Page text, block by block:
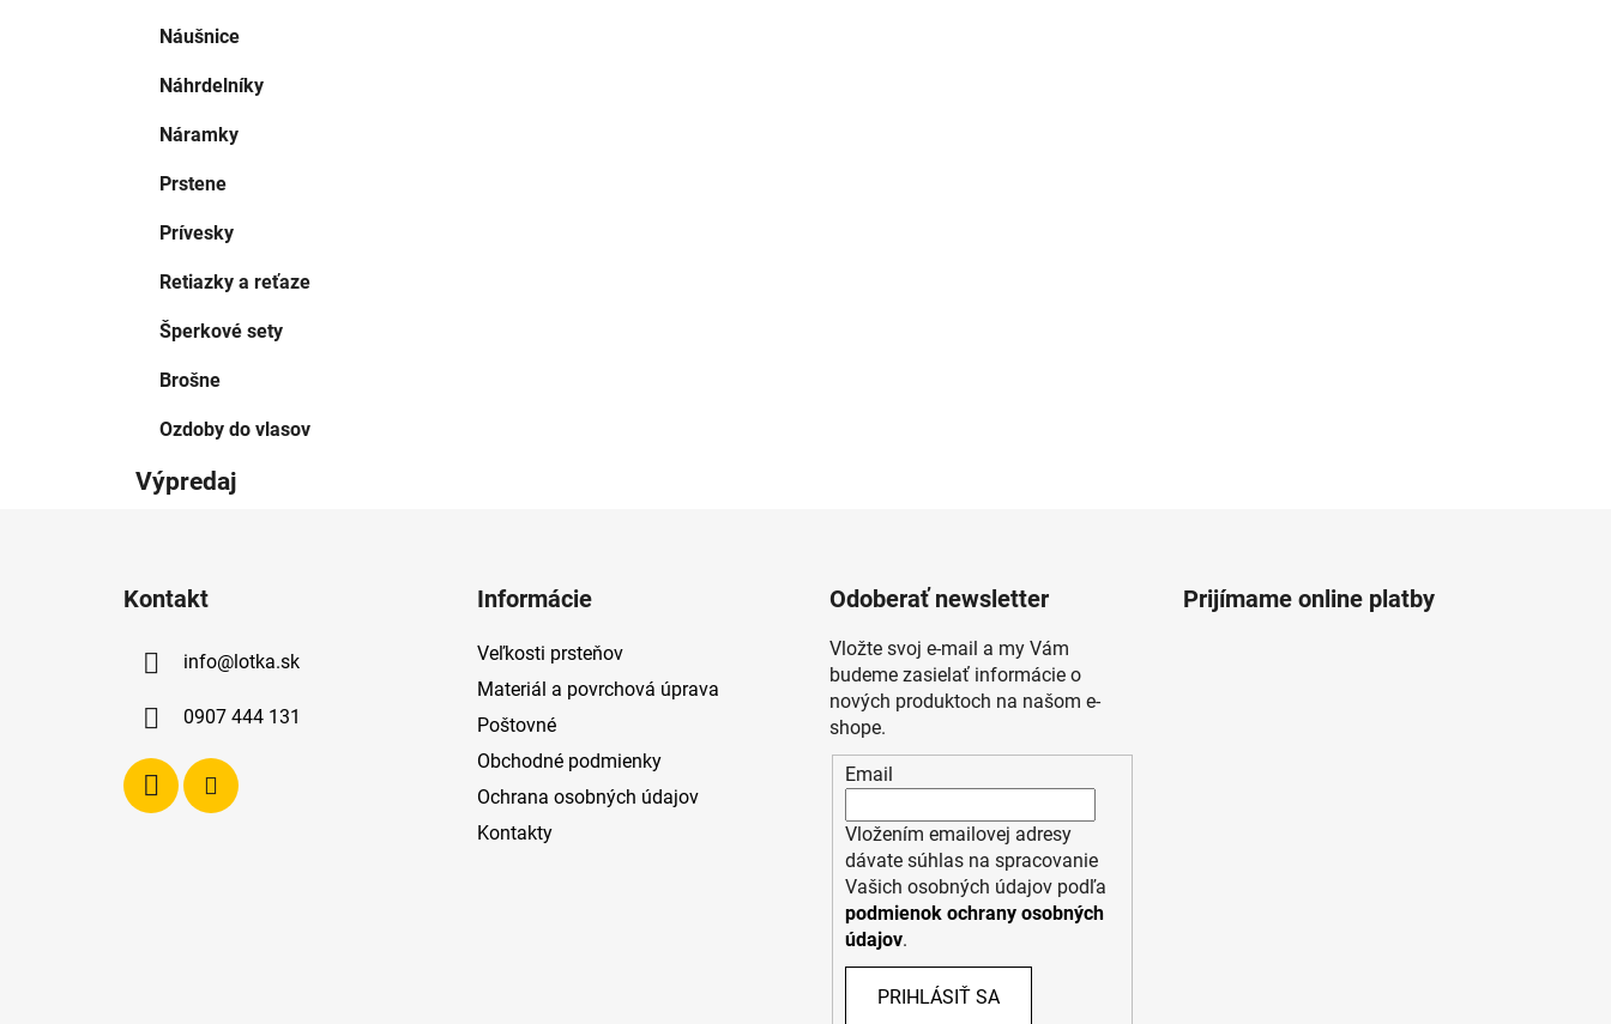
Náušnice
Náhrdelníky
Náramky
Prstene
Prívesky
Retiazky a reťaze
Šperkové sety
Brošne
Ozdoby do vlasov
Výpredaj
Kontakt
info@lotka.sk
0907 444 131
Informácie
Veľkosti prsteňov
Materiál a povrchová úprava
Poštovné
Obchodné podmienky
Ochrana osobných údajov
Kontakty
Odoberať newsletter
Vložte svoj e-mail a my Vám
budeme zasielať informácie o
nových produktoch na našom e-
shope.
Email
Vložením emailovej adresy
dávate súhlas na spracovanie
Vašich osobných údajov podľa
podmienok ochrany osobných
údajov.
PRIHLÁSIŤ SA
Prijímame online platby